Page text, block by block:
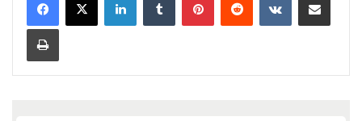
Imprimir